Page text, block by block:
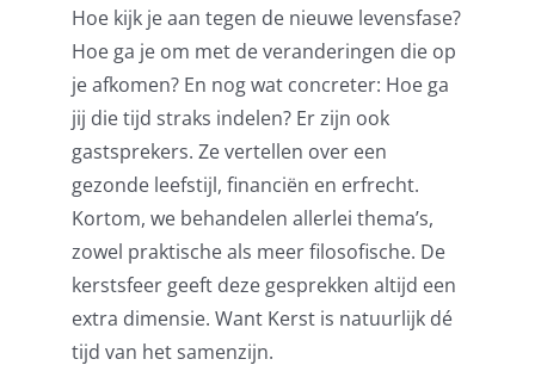
Hoe kijk je aan tegen de nieuwe levensfase?
Hoe ga je om met de veranderingen die op
je afkomen? En nog wat concreter: Hoe ga
jij die tijd straks indelen? Er zijn ook
gastsprekers. Ze vertellen over een
gezonde leefstijl, financiën en erfrecht.
Kortom, we behandelen allerlei thema’s,
zowel praktische als meer filosofische. De
kerstsfeer geeft deze gesprekken altijd een
extra dimensie. Want Kerst is natuurlijk dé
tijd van het samenzijn.